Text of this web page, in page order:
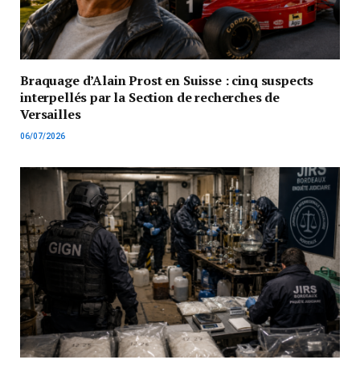
Braquage d’Alain Prost en Suisse : cinq suspects
interpellés par la Section de recherches de
Versailles
06/07/2026